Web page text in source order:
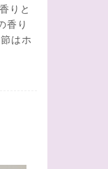
りと
香り
はホ